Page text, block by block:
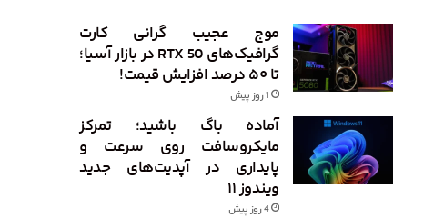
موج عجیب گرانی کارت
گرافیک‌های RTX 50 در بازار آسیا؛
تا ۵۰ درصد افزایش قیمت!
1 روز پیش
آماده باگ باشید؛ تمرکز
مایکروسافت روی سرعت و
پایداری در آپدیت‌های جدید
ویندوز ۱۱
4 روز پیش